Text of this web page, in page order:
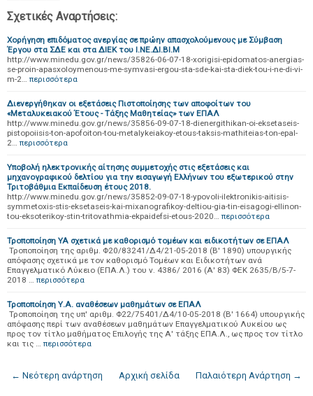
Σχετικές Αναρτήσεις:
Χορήγηση επιδόματος ανεργίας σε πρώην απασχολούμενους με Σύμβαση
Έργου στα ΣΔΕ και στα ΔΙΕΚ του Ι.ΝΕ.ΔΙ.ΒΙ.Μ
http://www.minedu.gov.gr/news/35826-06-07-18-xorigisi-epidomatos-anergias-
se-proin-apasxoloymenous-me-symvasi-ergou-sta-sde-kai-sta-diek-tou-i-ne-di-vi-
m-2… περισσότερα
Διενεργήθηκαν οι εξετάσεις Πιστοποίησης των αποφοίτων του
«Μεταλυκειακού Έτους - Τάξης Μαθητείας» των ΕΠΑΛ
http://www.minedu.gov.gr/news/35856-09-07-18-dienergithikan-oi-eksetaseis-
pistopoiisis-ton-apofoiton-tou-metalykeiakoy-etous-taksis-mathiteias-ton-epal-
2… περισσότερα
Υποβολή ηλεκτρονικής αίτησης συμμετοχής στις εξετάσεις και
μηχανογραφικού δελτίου για την εισαγωγή Ελλήνων του εξωτερικού στην
Τριτοβάθμια Εκπαίδευση έτους 2018.
http://www.minedu.gov.gr/news/35852-09-07-18-ypovoli-ilektronikis-aitisis-
symmetoxis-stis-eksetaseis-kai-mixanografikoy-deltiou-gia-tin-eisagogi-ellinon-
tou-eksoterikoy-stin-tritovathmia-ekpaidefsi-etous-2020… περισσότερα
Τροποποίηση ΥΑ σχετικά με καθορισμό τομέων και ειδικοτήτων σε ΕΠΑΛ
Τροποποίηση της αριθμ. Φ20/83241/Δ4/21-05-2018 (Β' 1890) υπουργικής
απόφασης σχετικά με τον καθορισμό Τομέων και Ειδικοτήτων ανά
Επαγγελματικό Λύκειο (ΕΠΑ.Λ.) του ν. 4386/ 2016 (Α' 83) ΦΕΚ 2635/Β/5-7-
2018 … περισσότερα
Τροποποίηση Υ.Α. αναθέσεων μαθημάτων σε ΕΠΑΛ
Τροποποίηση της υπ' αριθμ. Φ22/75401/Δ4/10-05-2018 (Β' 1664) υπουργικής
απόφασης περί των αναθέσεων μαθημάτων Επαγγελματικού Λυκείου ως
προς τον τίτλο μαθήματος Επιλογής της Α' τάξης ΕΠΑ.Λ., ως προς τον τίτλο
και τις … περισσότερα
← Νεότερη ανάρτηση Παλαιότερη Ανάρτηση →
Αρχική σελίδα